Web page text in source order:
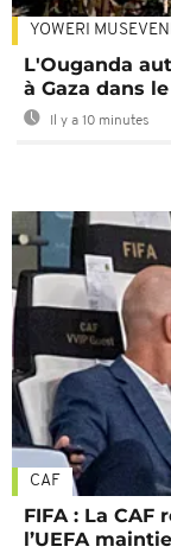
YOWERI MUSEVENI
L'Ouganda
à Gaza dans
Il y a 10 minutes
CAF
FIFA : La
l’UEFA